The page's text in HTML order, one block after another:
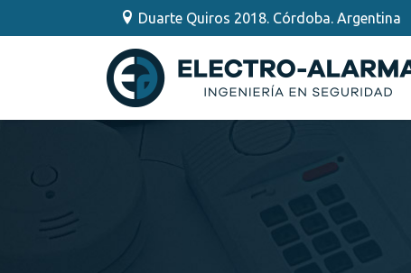
Duarte Quiros 2018. Córdoba. Argentina
Electro-Alarma